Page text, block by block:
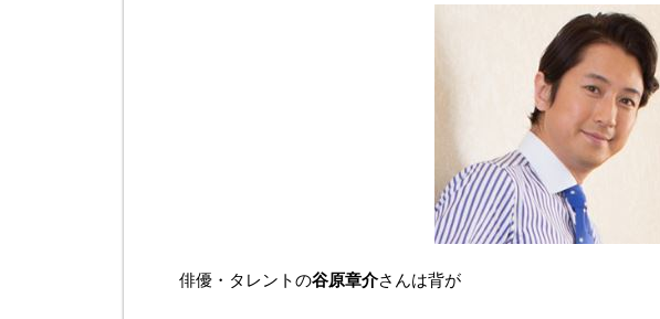
俳優・タレントの谷原章介さんは背が